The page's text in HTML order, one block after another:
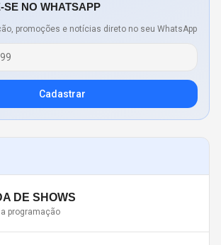
SE NO WHATSAPP
promoções e notícias direto no seu WhatsApp
Cadastrar
DE SHOWS
programação